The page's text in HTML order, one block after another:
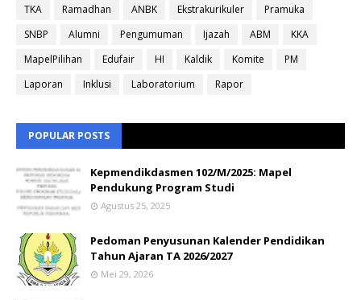
TKA
Ramadhan ANBK Ekstrakurikuler
Pramuka
SNBP
Alumni Pengumuman Ijazah ABM
KKA
MapelPilihan
Edufair HI Kaldik Komite
PM
Laporan
Inklusi Laboratorium Rapor
POPULAR POSTS
Kepmendikdasmen 102/M/2025: Mapel
Pendukung Program Studi
Agustus 25, 2025
Pedoman Penyusunan Kalender Pendidikan
Tahun Ajaran TA 2026/2027
Mei 29, 2026